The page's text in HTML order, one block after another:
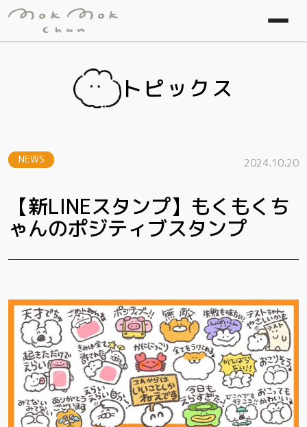
トピックス
NEWS 2024.10.20
【新LINEスタンプ】もくもくち
ゃんのポジティブスタンプ